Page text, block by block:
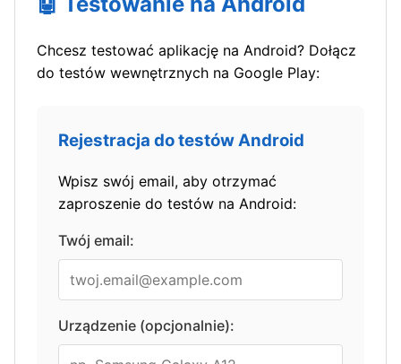
Chcesz testować aplikację na Android? Dołącz
do testów wewnętrznych na Google Play:
Rejestracja do testów Android
Wpisz swój email, aby otrzymać
zaproszenie do testów na Android:
Twój email:
Urządzenie (opcjonalnie):